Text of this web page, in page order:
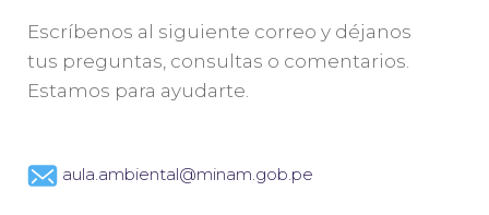
Escríbenos al siguiente correo y déjanos
tus preguntas, consultas o comentarios.
Estamos para ayudarte.
aula.ambiental@minam.gob.pe